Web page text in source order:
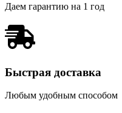
Даем гарантию на 1 год
Быстрая доставка
Любым удобным способом